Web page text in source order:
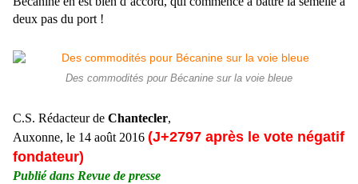
deux pas du port !
Des commodités pour Bécanine sur la voie bleue
C.S. Rédacteur de Chantecler,
Auxonne, le 14 août 2016 (J+2797 après le vote négatif
fondateur)
Publié dans Revue de presse